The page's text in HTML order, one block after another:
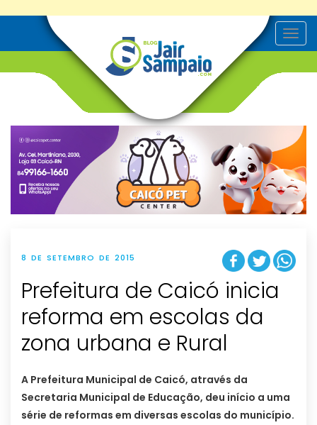
T
o
v
g
t
i
o
n
8 DE SETEMBRO DE 2015
Prefeitura de Caicó inicia
reforma em escolas da
A Prefeitura Municipal de Caicó, através da
Secretaria Municipal de Educação, deu início a uma
série de reformas em diversas escolas do município.